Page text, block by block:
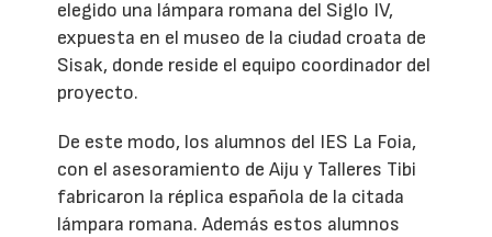
elegido una lámpara romana del Siglo IV,
expuesta en el museo de la ciudad croata de
Sisak, donde reside el equipo coordinador del
proyecto.
De este modo, los alumnos del IES La Foia,
con el asesoramiento de Aiju y Talleres Tibi
fabricaron la réplica española de la citada
lámpara romana. Además estos alumnos